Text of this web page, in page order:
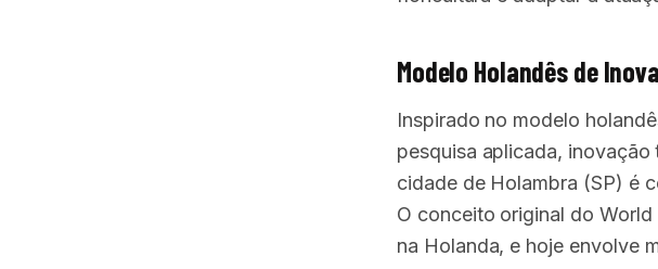
Modelo Holandês de
Inspirado no modelo
pesquisa aplicada,
cidade de Holambra (SP) é
O conceito original do
na Holanda, e hoje envolve